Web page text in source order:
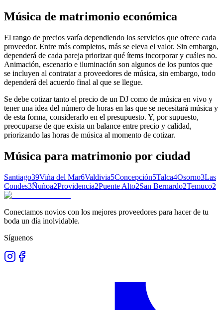
Música de matrimonio económica
El rango de precios varía dependiendo los servicios que ofrece cada
proveedor. Entre más completos, más se eleva el valor. Sin embargo,
dependerá de cada pareja priorizar qué ítems incorporar y cuáles no.
Animación, escenario e iluminación son algunos de los puntos que
se incluyen al contratar a proveedores de música, sin embargo, todo
dependerá del acuerdo final al que se llegue.
Se debe cotizar tanto el precio de un DJ como de música en vivo y
tener una idea del número de horas en las que se necesitará música y
de esta forma, considerarlo en el presupuesto. Y, por supuesto,
preocuparse de que exista un balance entre precio y calidad,
priorizando las horas de música al momento de cotizar.
Música para matrimonio por ciudad
Santiago39Viña del Mar6Valdivia5Concepción5Talca4Osorno3Las
Condes3Ñuñoa2Providencia2Puente Alto2San Bernardo2Temuco2
Conectamos novios con los mejores proveedores para hacer de tu
boda un día inolvidable.
Síguenos